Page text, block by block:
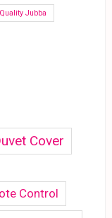
Jubba
Cover
Control